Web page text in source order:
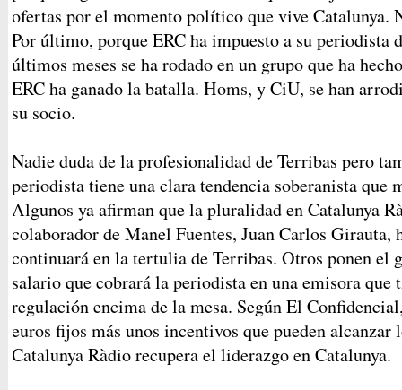
ofertas por el momento político que vive Catalunya.
Por último, porque ERC ha impuesto a su periodista
últimos meses se ha rodado en un grupo que ha
ERC ha ganado la batalla. Homs, y CiU, se han
su socio.
Nadie duda de la profesionalidad de Terribas pero
periodista tiene una clara tendencia soberanista que
Algunos ya afirman que la pluralidad en Catalunya
colaborador de Manel Fuentes, Juan Carlos Girauta,
continuará en la tertulia de Terribas. Otros ponen el
salario que cobrará la periodista en una emisora que
regulación encima de la mesa. Según El
euros fijos más unos incentivos que pueden alcanzar
Catalunya Ràdio recupera el liderazgo en Catalunya.